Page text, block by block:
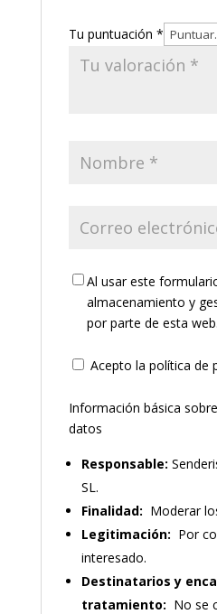
Tu puntuación *
Al usar este
almacenamiento y
por parte de esta web.
Acepto la política de
Información básica
datos
Responsable:
SL.
Finalidad: Moderar
Legitimación: Por
interesado.
Destinatarios y
tratamiento: No se